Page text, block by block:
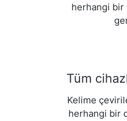
herhangi bir
Tüm
Kelime
herhangi bir